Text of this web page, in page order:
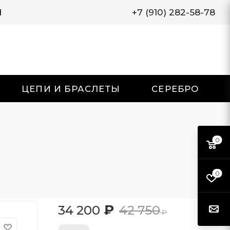
+7 (910) 282-58-78
ЦЕПИ И БРАСЛЕТЫ СЕРЕБРО
34 200 ₽ 42 750₽
0
0